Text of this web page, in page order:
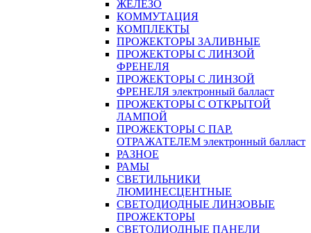
ЖЕЛЕЗО
КОММУТАЦИЯ
КОМПЛЕКТЫ
ПРОЖЕКТОРЫ ЗАЛИВНЫЕ
ПРОЖЕКТОРЫ С ЛИНЗОЙ
ФРЕНЕЛЯ
ПРОЖЕКТОРЫ С ЛИНЗОЙ
ФРЕНЕЛЯ электронный балласт
ПРОЖЕКТОРЫ С ОТКРЫТОЙ
ЛАМПОЙ
ПРОЖЕКТОРЫ С ПАР.
ОТРАЖАТЕЛЕМ электронный балласт
РАЗНОЕ
РАМЫ
СВЕТИЛЬНИКИ
ЛЮМИНЕСЦЕНТНЫЕ
СВЕТОДИОДНЫЕ ЛИНЗОВЫЕ
ПРОЖЕКТОРЫ
СВЕТОДИОДНЫЕ ПАНЕЛИ